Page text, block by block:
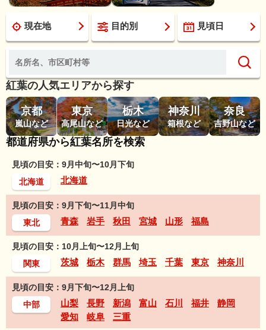
現在地 目的別 見頃日
紅葉の人気エリアから探す
京都
嵐山など
東京
高尾山など
栃木
日光など
神奈川
箱根など
奈良
吉野山など
都道府県から紅葉名所を検索
見頃の目安：9月中旬〜10月下旬
北海道
北海道
見頃の目安：9月下旬〜11月中旬
東北
青森 岩手 秋田 宮城 山形 福島
見頃の目安：10月上旬〜12月上旬
関東
茨城 栃木 群馬 埼玉 千葉 東京 神奈川
見頃の目安：9月下旬〜12月上旬
中部
山梨 長野 新潟 富山 石川 福井
静岡
愛知
岐阜 三重